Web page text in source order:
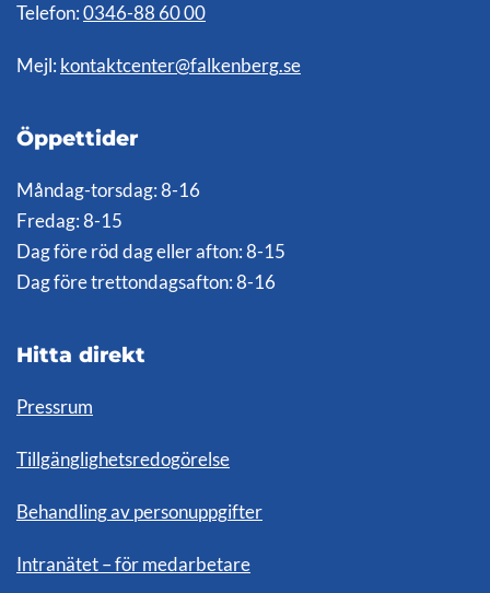
Telefon: 0346-88 60 00
Mejl: kontaktcenter@falkenberg.se
Öppettider
Måndag-torsdag: 8-16
Fredag: 8-15
Dag före röd dag eller afton: 8-15
Dag före trettondagsafton: 8-16
Hitta direkt
Pressrum
Tillgänglighetsredogörelse
Behandling av personuppgifter
Intranätet – för medarbetare